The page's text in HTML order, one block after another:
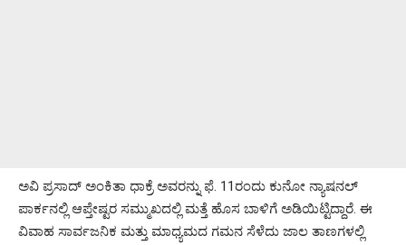
ಅವಿ ಪ್ರಸಾದ್ ಅಂಕಿತಾ ಧಾಕ್ರೆ ಅವರನ್ನು ಫೆ. 11ರಂದು ಕುನೋ ನ್ಯಾಷನಲ್
ಪಾರ್ಕನಲ್ಲಿ ಆಪ್ತೇಷ್ಟರ ಸಮ್ಮುಖದಲ್ಲಿ ಮತ್ತೆ ಹೊಸ ಬಾಳಿಗೆ ಅಡಿಯಿಟ್ಟಿದ್ದಾರೆ. ಈ
ವಿವಾಹ ಸಾರ್ವಜನಿಕ ಮತ್ತು ಮಾಧ್ಯಮದ ಗಮನ ಸೆಳೆದು ಜಾಲ ತಾಣಗಳಲ್ಲಿ